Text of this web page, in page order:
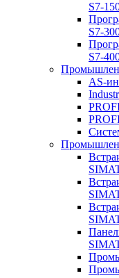
S7-
S7-
S7-
AS-